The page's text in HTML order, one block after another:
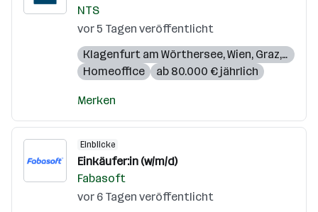
NTS
vor 5 Tagen veröffentlicht
Klagenfurt am Wörthersee,Wien, Graz,Linz
Homeoffice
ab 80.000 € jährlich
Merken
Einblicke
Einkäufer:in (w/m/d)
Fabasoft
vor 6 Tagen veröffentlicht